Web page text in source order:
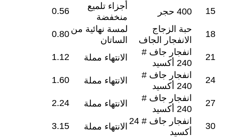
15 400 حجر
أجزاء تلميع
منخفضة
0.56
18
حبة الزجاج
الانفجار الجاف
لمسة نهائية من
الساتان
0.80
21
انفجار جاف #
240 أكسيد
الانتهاء مملة 1.12
24
انفجار جاف #
240 أكسيد
الانتهاء مملة 1.60
27
انفجار جاف #
240 أكسيد
الانتهاء مملة 2.24
30
انفجار جاف # 24
أكسيد
الانتهاء مملة 3.15